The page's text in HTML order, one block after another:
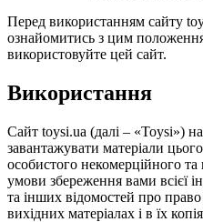
Перед використанням сайту
ознайомитись з цим
використовуйте цей сайт.
Використання
Сайт toysi.ua (далі – «Toysi»)
завантажувати матеріали
особистого некомерційного
умови збереження вами всієї
та інших відомостей про право
вихідних матеріалах і в їх